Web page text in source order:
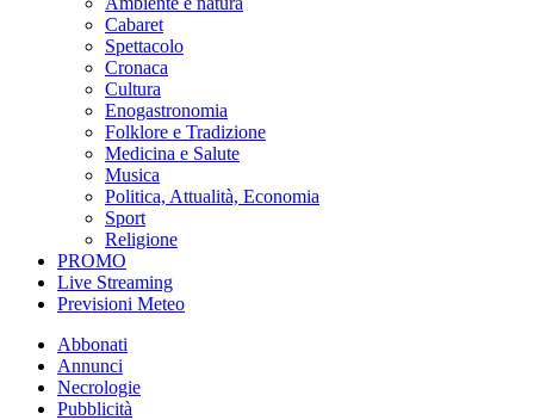
Cabaret
Spettacolo
Cronaca
Cultura
Enogastronomia
Folklore e Tradizione
Medicina e Salute
Musica
Politica, Attualità, Economia
Sport
Religione
PROMO
Live Streaming
Previsioni Meteo
Abbonati
Annunci
Necrologie
Pubblicità